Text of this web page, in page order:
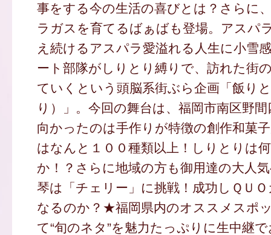
事をする今の生活の喜びとは？さらに
ラガスを育てるばぁばも登場。アスパ
え続けるアスパラ愛溢れる人生に小雪
ート部隊がしりとり縛りで、訪れた街
ていくという頭脳系街ぶら企画「飯り
り）」。今回の舞台は、福岡市南区野
向かったのは手作りが特徴の創作和菓
はなんと１００種類以上！しりとりは
か！？さらに地域の方も御用達の大人
琴は「チェリー」に挑戦！成功しＱＵ
なるのか？★福岡県内のオススメスポ
て“旬のネタ”を魅力たっぷりに生中継